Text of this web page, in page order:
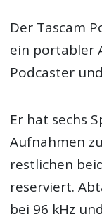
Der Tascam
ein portabler
Podcaster
Er hat sechs
Aufnahmen
restlichen
reserviert.
bei 96 kHz